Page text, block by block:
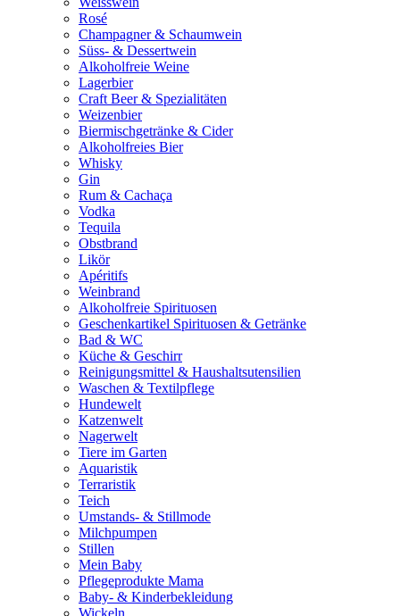
Rosé
Champagner & Schaumwein
Süss- & Dessertwein
Alkoholfreie Weine
Lagerbier
Craft Beer & Spezialitäten
Weizenbier
Biermischgetränke & Cider
Alkoholfreies Bier
Whisky
Gin
Rum & Cachaça
Vodka
Tequila
Obstbrand
Likör
Apéritifs
Weinbrand
Alkoholfreie Spirituosen
Geschenkartikel Spirituosen & Getränke
Bad & WC
Küche & Geschirr
Reinigungsmittel & Haushaltsutensilien
Waschen & Textilpflege
Hundewelt
Katzenwelt
Nagerwelt
Tiere im Garten
Aquaristik
Terraristik
Teich
Umstands- & Stillmode
Milchpumpen
Stillen
Mein Baby
Pflegeprodukte Mama
Baby- & Kinderbekleidung
Wickeln